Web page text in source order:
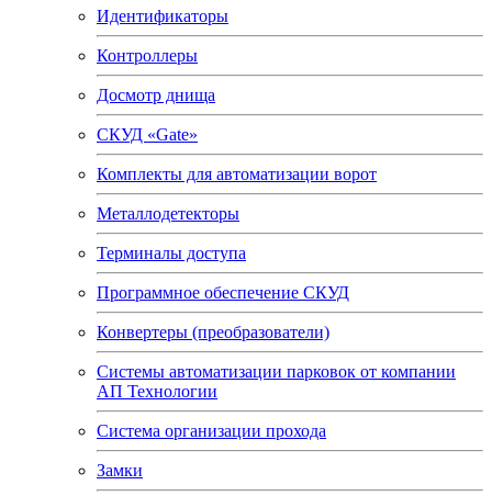
Идентификаторы
Контроллеры
Досмотр днища
СКУД «Gate»
Комплекты для автоматизации ворот
Металлодетекторы
Терминалы доступа
Программное обеспечение СКУД
Конвертеры (преобразователи)
Системы автоматизации парковок от компании
АП Технологии
Система организации прохода
Замки